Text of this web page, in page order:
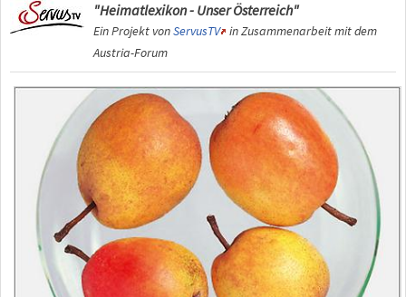
"Heimatlexikon - Unser Österreich"
Ein Projekt vonServusTV in Zusammenarbeit mit dem
Austria-Forum